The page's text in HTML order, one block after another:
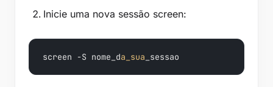
Inicie uma nova sessão screen:
screen -S nome_da_sua _sessao